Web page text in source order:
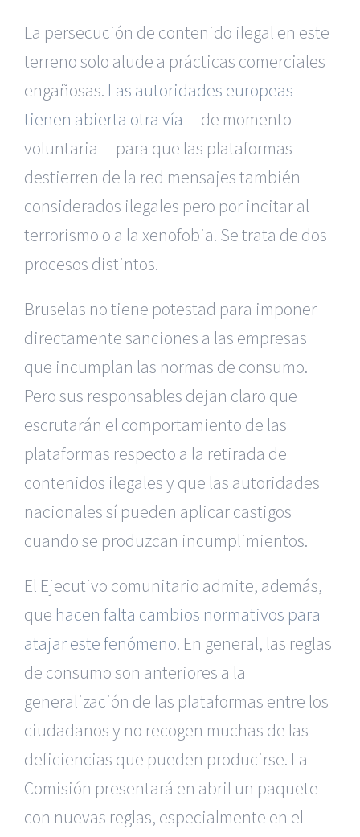
La persecución de contenido ilegal en este
terreno solo alude a prácticas comerciales
engañosas. Las autoridades europeas
tienen abierta otra vía —de momento
voluntaria— para que las plataformas
destierren de la red mensajes también
considerados ilegales pero por incitar al
terrorismo o a la xenofobia. Se trata de dos
procesos distintos.
Bruselas no tiene potestad para imponer
directamente sanciones a las empresas
que incumplan las normas de consumo.
Pero sus responsables dejan claro que
escrutarán el comportamiento de las
plataformas respecto a la retirada de
contenidos ilegales y que las autoridades
nacionales sí pueden aplicar castigos
cuando se produzcan incumplimientos.
El Ejecutivo comunitario admite, además,
que hacen falta cambios normativos para
atajar este fenómeno. En general, las reglas
de consumo son anteriores a la
generalización de las plataformas entre los
ciudadanos y no recogen muchas de las
deficiencias que pueden producirse. La
Comisión presentará en abril un paquete
con nuevas reglas, especialmente en el
|Reclamación de Accidentes en Alicante|Reclamación